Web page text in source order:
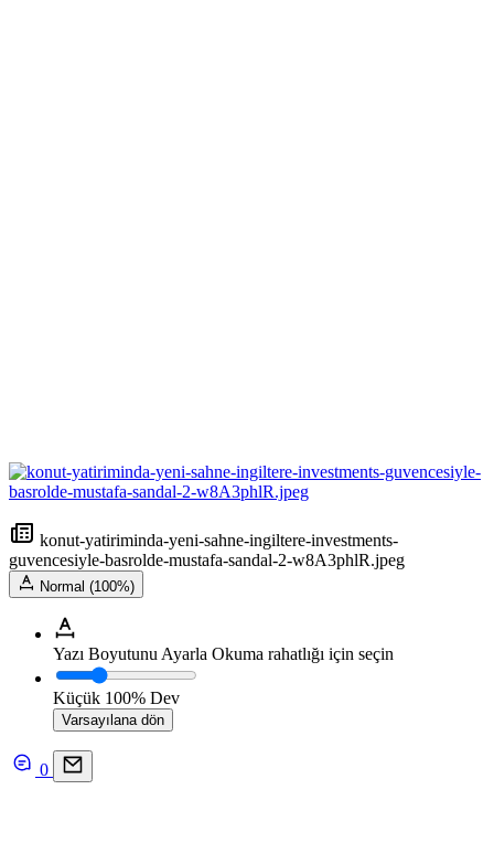
konut-yatiriminda-yeni-sahne-ingiltere-investments-
guvencesiyle-basrolde-mustafa-sandal-2-w8A3phlR.jpeg
Normal (100%)
Yazı Boyutunu Ayarla Okuma rahatlığı için seçin
Küçük 100% Dev
Varsayılana dön
0